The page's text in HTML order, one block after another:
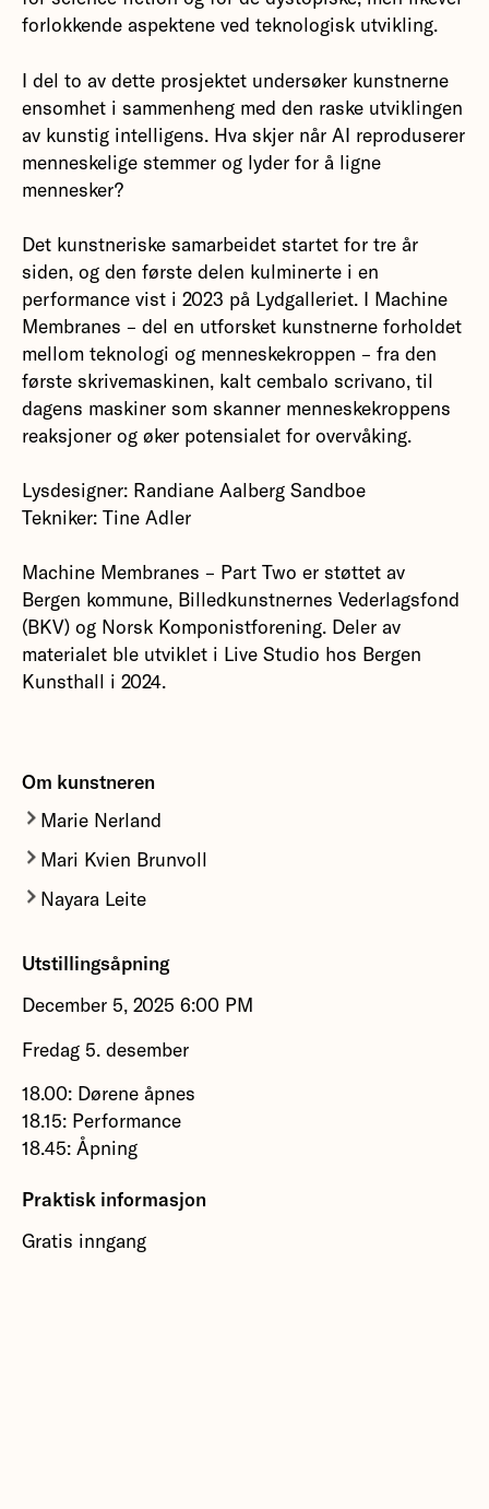
Om kunstneren
Marie Nerland
Marie Nerland er kunstner og kurator med base i
Trondheim.
Mari Kvien Brunvoll
Mari Kvien Brunvoll er komponist, sanger og
Nayara Leite
skribent bosatt i Bergen.
Utstillingsåpning
December 5, 2025 6:00 PM
Fredag 5. desember
18.00: Dørene åpnes
18.15: Performance
18.45: Åpning
Praktisk informasjon
Gratis inngang
forlokkende aspektene ved teknologisk utvikling.
I del to av dette prosjektet undersøker kunstnerne
ensomhet i sammenheng med den raske utviklingen
av kunstig intelligens. Hva skjer når AI reproduserer
menneskelige stemmer og lyder for å ligne
mennesker?
Det kunstneriske samarbeidet startet for tre år
siden, og den første delen kulminerte i en
performance vist i 2023 på Lydgalleriet. I Machine
Membranes – del en utforsket kunstnerne forholdet
mellom teknologi og menneskekroppen – fra den
første skrivemaskinen, kalt cembalo scrivano, til
dagens maskiner som skanner menneskekroppens
reaksjoner og øker potensialet for overvåking.
Lysdesigner: Randiane Aalberg Sandboe
Tekniker: Tine Adler
Machine Membranes – Part Two er støttet av
Bergen kommune, Billedkunstnernes Vederlagsfond
(BKV) og Norsk Komponistforening. Deler av
materialet ble utviklet i Live Studio hos Bergen
Kunsthall i 2024.